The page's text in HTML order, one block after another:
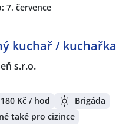
7. července
kuchař / kuchařka
s.r.o.
Kč / hod
Brigáda
také pro cizince